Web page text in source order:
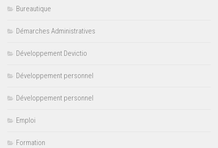
Bureautique
Démarches Administratives
Développement Devictio
Développement personnel
Développement personnel
Emploi
Formation